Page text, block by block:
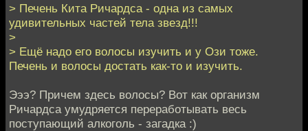
> Печень Кита Ричардса - одна из самых
удивительных частей тела звезд!!!
>
> Ещё надо его волосы изучить и у Ози тоже.
Печень и волосы достать как-то и изучить.
Эээ? Причем здесь волосы? Вот как организм
Ричардса умудряется переработывать весь
поступающий алкоголь - загадка :)